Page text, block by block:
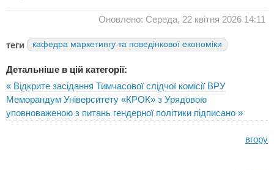
Оновлено: Середа, 22 квітня 2026 14:11
теги кафедра маркетингу та поведінкової економіки
Детальніше в цій категорії:
« Відкрите засідання Тимчасової слідчої комісії ВРУ
Меморандум Університету «КРОК» з Урядовою
уповноваженою з питань гендерної політики підписано »
вгору